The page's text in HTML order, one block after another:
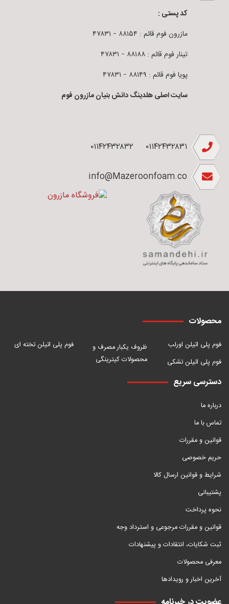
کد پستی :
مازرون فوم قائم : ۸۸۱۵۴ – ۴۷۸۳۱
تینار فوم قائم : ۸۸۱۸۸ – ۴۷۸۳۱
پویا فوم قائم : ۸۸۱۴۹ – ۴۷۸۳۱
سایت اصلی هلدینگ دانش بنیان مازرون فوم
۰۱۱۴۲۴۳۲۸۳۱ ۰۱۱۴۲۴۳۲۸۳۲
info@Mazeroonfoam.co
محصولات
فوم پلی اتیلن اورلب
فوم پلی اتیلن تشکی
ظروف یکبار مصرف و
محصولات کیترینگی
فوم پلی اتیلن تخته ای
دسترسی سریع
درباره ما
تماس با ما
قوانین و مقررات
حریم خصوصی
شرایط و قوانین ارسال کالا
پشتیبانی
نحوه پرداخت
قوانین و مقررات مرجوعی و استرداد وجه
ثبت شکایات، انتقادات و پیشنهادات
معرفی محصولات
آخرین اخبار و رویدادها